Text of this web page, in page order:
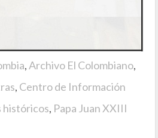
,Archivo El Colombiano,
, Centro de Información
históricos, Papa Juan XXIII